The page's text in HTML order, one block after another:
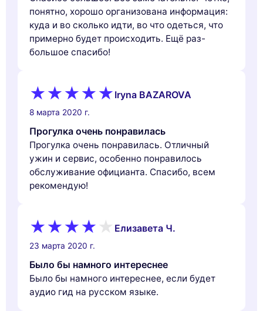
понятно, хорошо организована информация:
куда и во сколько идти, во что одеться, что
примерно будет происходить. Ещё раз-
большое спасибо!
Iryna BAZAROVA
8 марта 2020 г.
Прогулка очень понравилась
Прогулка очень понравилась. Отличный
ужин и сервис, особенно понравилось
обслуживание официанта. Спасибо, всем
рекомендую!
Елизавета Ч.
23 марта 2020 г.
Было бы намного интереснее
Было бы намного интереснее, если будет
аудио гид на русском языке.